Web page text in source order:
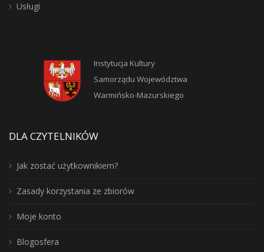
Usługi
Instytucja Kultury
Samorządu Województwa
Warmińsko-Mazurskiego
DLA CZYTELNIKÓW
Jak zostać użytkownikiem?
Zasady korzystania ze zbiorów
Moje konto
Blogosfera